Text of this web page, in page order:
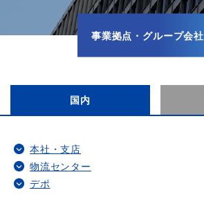
事業拠点・グループ会社
国内
本社・支店
物流センター
デポ